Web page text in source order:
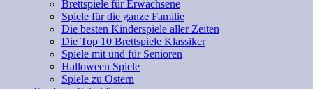
Brettspiele für Erwachsene
Spiele für die ganze Familie
Die besten Kinderspiele aller Zeiten
Die Top 10 Brettspiele Klassiker
Spiele mit und für Senioren
Halloween Spiele
Spiele zu Ostern